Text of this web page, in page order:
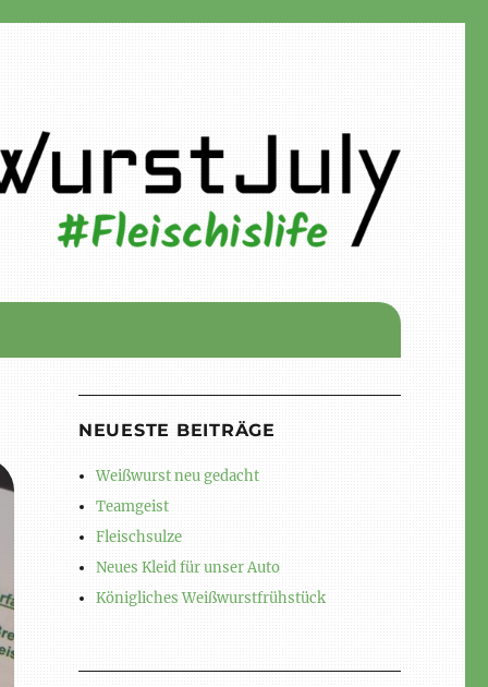
NEUESTE BEITRÄGE
Weißwurst neu gedacht
Teamgeist
Fleischsulze
Neues Kleid für unser Auto
Königliches Weißwurstfrühstück